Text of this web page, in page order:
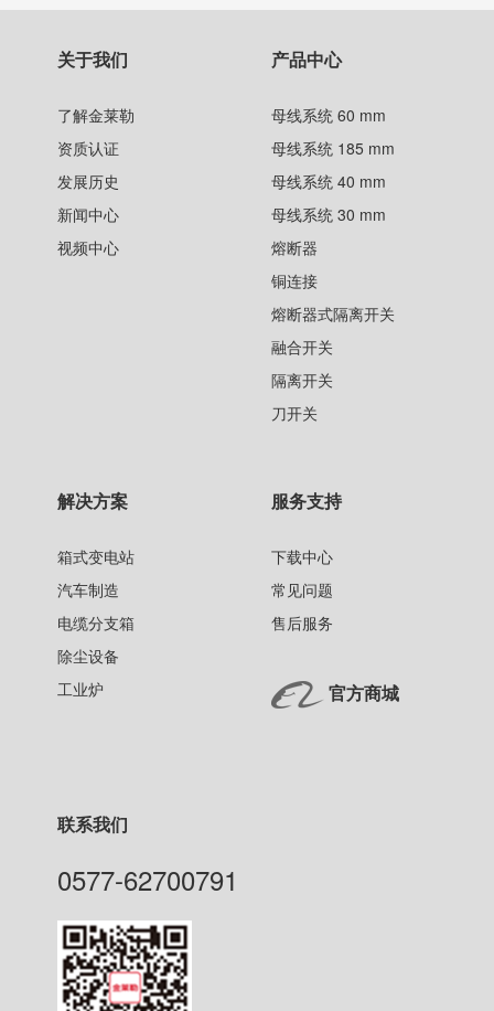
关于我们
了解金莱勒
资质认证
发展历史
新闻中心
视频中心
产品中心
母线系统 60 mm
母线系统 185 mm
母线系统 40 mm
母线系统 30 mm
熔断器
铜连接
熔断器式隔离开关
融合开关
隔离开关
刀开关
解决方案
箱式变电站
汽车制造
电缆分支箱
除尘设备
工业炉
服务支持
下载中心
常见问题
售后服务
官方商城
联系我们
0577-62700791